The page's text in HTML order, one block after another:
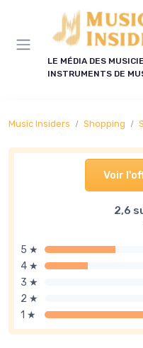
LE MÉDIA DES
INSTRUMENTS DE
Music Insiders Shopping
Voir
2,6
5 ★
4 ★
3 ★
2 ★
1 ★
Panneau de gestion des